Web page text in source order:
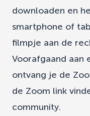
downloaden en
smartphone of
filmpje aan de
Voorafgaand aan
ontvang je de
de Zoom link
community.